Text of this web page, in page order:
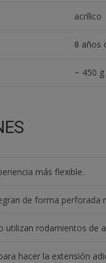
acrílico
8 años
~ 450 g
más flexible.
de forma
rodamientos de
hacer la extensión